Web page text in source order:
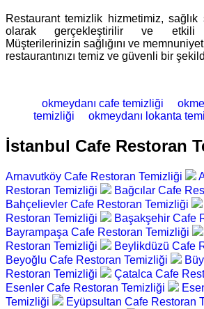
Restaurant temizlik hizmetimiz, sağlık
olarak gerçekleştirilir ve etkili
Müşterilerinizin sağlığını ve
restaurantınızı temiz ve güvenli bir
okmeydanı cafe temizliği
temizliği
okmeydanı lokanta
İstanbul Cafe Restoran
Arnavutköy Cafe Restoran Temizliği
Restoran Temizliği
Bağcılar Cafe
Bahçelievler Cafe Restoran Temizliği
Restoran Temizliği
Başakşehir Cafe
Bayrampaşa Cafe Restoran Temizliği
Restoran Temizliği
Beylikdüzü Cafe
Beyoğlu Cafe Restoran Temizliği
Restoran Temizliği
Çatalca Cafe
Esenler Cafe Restoran Temizliği
Temizliği
Eyüpsultan Cafe Restoran